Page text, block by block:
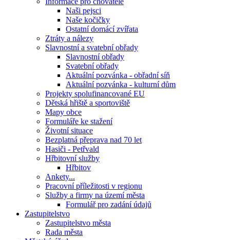
Naši pejsci
Naše kočičky
Ostatní domácí zvířata
Ztráty a nálezy
Slavnostní a svatební obřady
Slavnostní obřady
Svatební obřady
Aktuální pozvánka - obřadní síň
Aktuální pozvánka - kulturní dům
Projekty spolufinancované EU
Dětská hřiště a sportoviště
Mapy obce
Formuláře ke stažení
Životní situace
Bezplatná přeprava nad 70 let
Hasiči - Petřvald
Hřbitovní služby
Hřbitov
Ankety...
Pracovní příležitosti v regionu
Služby a firmy na území města
Formulář pro zadání údajů
Zastupitelstvo
Zastupitelstvo města
Rada města